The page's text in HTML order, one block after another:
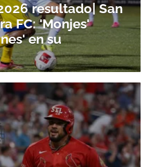
resultado| San
FC: 'Monjes'
en su